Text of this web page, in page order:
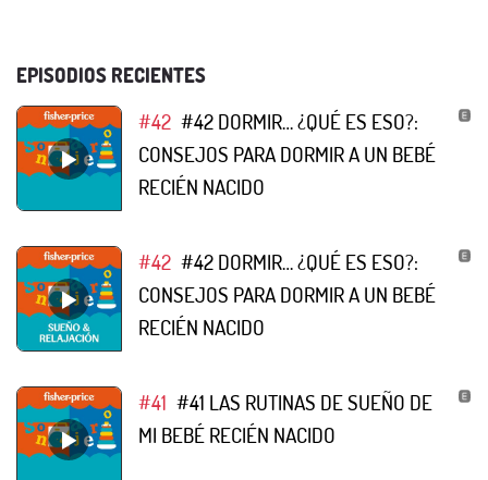
EPISODIOS RECIENTES
#42 #42 DORMIR… ¿QUÉ ES ESO?:
CONSEJOS PARA DORMIR A UN BEBÉ
RECIÉN NACIDO
#42 #42 DORMIR… ¿QUÉ ES ESO?:
CONSEJOS PARA DORMIR A UN BEBÉ
RECIÉN NACIDO
#41 #41 LAS RUTINAS DE SUEÑO DE
MI BEBÉ RECIÉN NACIDO